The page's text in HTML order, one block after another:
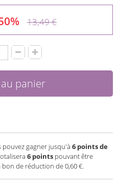
13,49 €
panier
gagner jusqu'à 6points de
6 points pouvant être
bon de réduction de0,60 €.